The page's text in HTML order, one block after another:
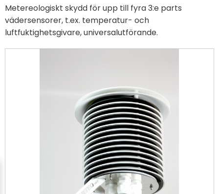
Metereologiskt skydd för upp till fyra 3:e parts
vädersensorer, t.ex. temperatur- och
luftfuktighetsgivare, universalutförande.